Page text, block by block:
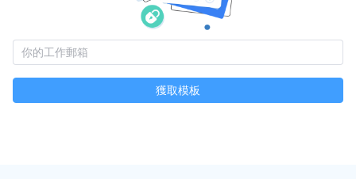
獲取模板